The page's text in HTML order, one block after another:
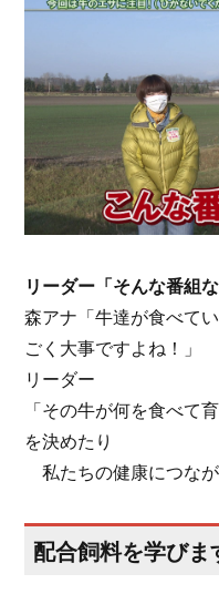
リーダー「そんな番組
森アナ「牛達が食べて
ごく大事ですよね！」
リーダー
「その牛が何を食べて
を決めたり
私たちの健康につな
配合飼料を学びま